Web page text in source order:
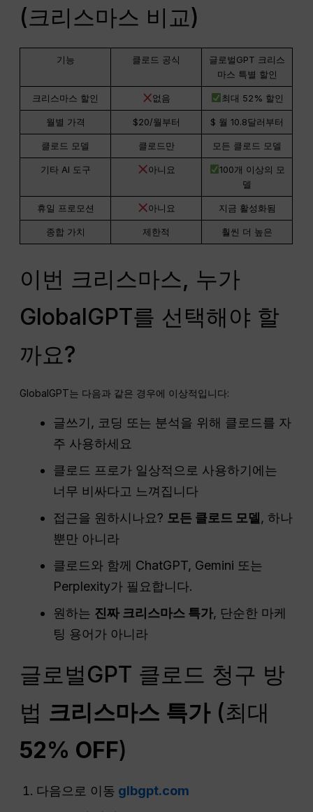
(크리스마스 비교)
기능 클로드 공식
글로벌GPT 크리스
마스 특별 할인
크리스마스 할인 없음 최대 52% 할인
월별 가격 $20/월부터 $ 월 10.8달러부터
클로드 모델 클로드만 모든 클로드 모델
기타 AI 도구 아니요
100개 이상의 모
델
휴일 프로모션 아니요 지금 활성화됨
종합 가치 제한적 훨씬 더 높은
이번 크리스마스, 누가
GlobalGPT를 선택해야 할
까요?
GlobalGPT는 다음과 같은 경우에 이상적입니다:
글쓰기, 코딩 또는 분석을 위해 클로드를 자
주 사용하세요
클로드 프로가 일상적으로 사용하기에는
너무 비싸다고 느껴집니다
접근을 원하시나요? 모든 클로드 모델, 하나
뿐만 아니라
클로드와 함께 ChatGPT, Gemini 또는
Perplexity가 필요합니다.
원하는 진짜 크리스마스 특가, 단순한 마케
팅 용어가 아니라
글로벌GPT 클로드 청구 방
법 크리스마스 특가(최대
52% OFF)
다음으로 이동 glbgpt.com